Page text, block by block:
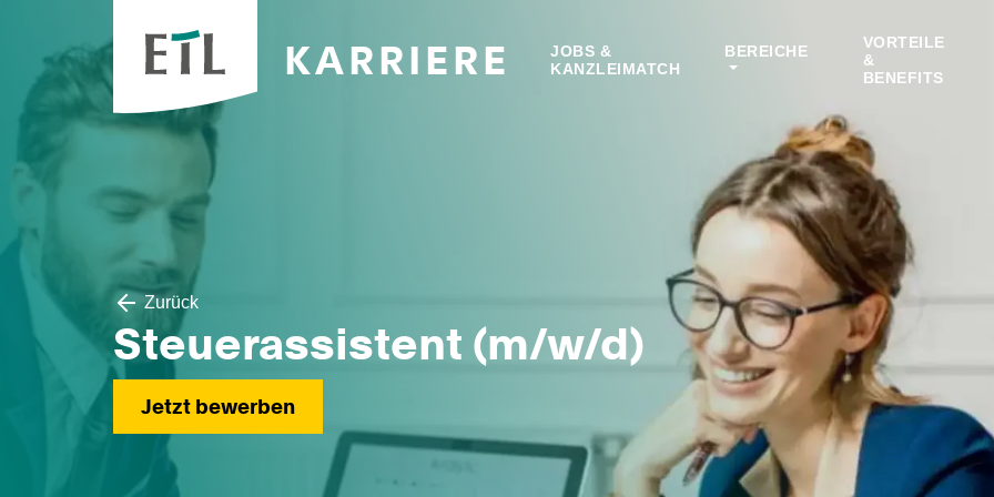
KARRIERE
JOBS &
KANZLEIMATCH
BEREICHE
VORTEILE
&
BENEFITS
Zurück
Steuerassistent (m/w/d)
Jetzt bewerben